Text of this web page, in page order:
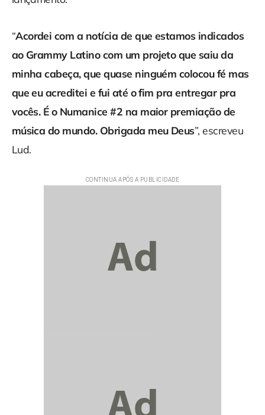
“Acordei com a notícia de que estamos indicados
ao Grammy Latino com um projeto que saiu da
minha cabeça, que quase ninguém colocou fé mas
que eu acreditei e fui até o fim pra entregar pra
vocês. É o Numanice #2 na maior premiação de
música do mundo. Obrigada meu Deus”, escreveu
Lud.